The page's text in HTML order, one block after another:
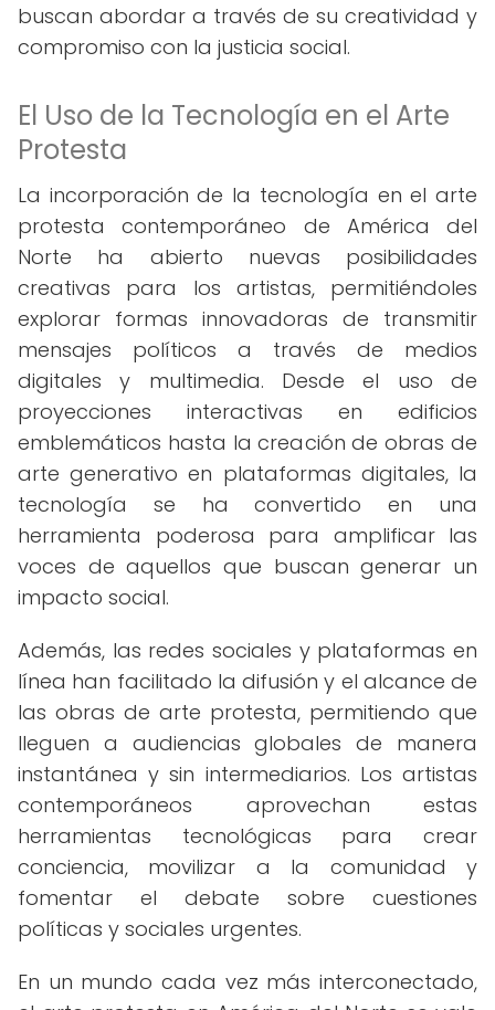
buscan abordar a través de su creatividad y
compromiso con la justicia social.
El Uso de la Tecnología en el Arte
Protesta
La incorporación de la tecnología en el arte
protesta contemporáneo de América del
Norte ha abierto nuevas posibilidades
creativas para los artistas, permitiéndoles
explorar formas innovadoras de transmitir
mensajes políticos a través de medios
digitales y multimedia. Desde el uso de
proyecciones interactivas en edificios
emblemáticos hasta la creación de obras de
arte generativo en plataformas digitales, la
tecnología se ha convertido en una
herramienta poderosa para amplificar las
voces de aquellos que buscan generar un
impacto social.
Además, las redes sociales y plataformas en
línea han facilitado la difusión y el alcance de
las obras de arte protesta, permitiendo que
lleguen a audiencias globales de manera
instantánea y sin intermediarios. Los artistas
contemporáneos aprovechan estas
herramientas tecnológicas para crear
conciencia, movilizar a la comunidad y
fomentar el debate sobre cuestiones
políticas y sociales urgentes.
En un mundo cada vez más interconectado,